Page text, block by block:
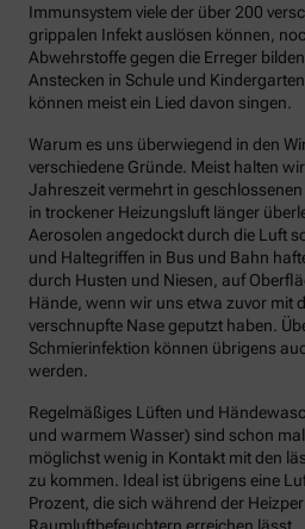
Immunsystem viele der über 200
grippalen Infekt auslösen können,
Abwehrstoffe gegen die Erreger
Anstecken in Schule und
können meist ein Lied davon singen.
Warum es uns überwiegend in den
verschiedene Gründe. Meist halten
Jahreszeit vermehrt in
in trockener Heizungsluft länger
Aerosolen angedockt durch die Luft
und Haltegriffen in Bus und Bahn
durch Husten und Niesen, auf
Hände, wenn wir uns etwa zuvor mit
verschnupfte Nase geputzt haben.
Schmierinfektion können übrigens
werden.
Regelmäßiges Lüften und
und warmem Wasser) sind schon
möglichst wenig in Kontakt mit den
zu kommen. Ideal ist übrigens eine
Prozent, die sich während der
Raumluftbefeuchtern erreichen lässt.